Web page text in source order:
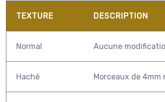
TEXTURE DESCRIPTION
Normal Aucune
Haché Morceaux de 4mm